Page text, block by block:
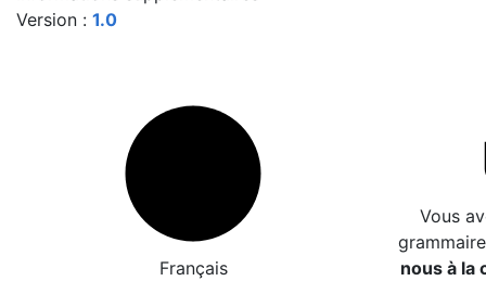
Version : 1.0
Français
Vous
nous à la